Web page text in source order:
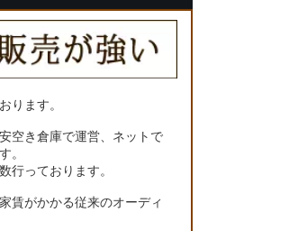
ります。
空き倉庫で運営、ネットで
。
行っております。
賃がかかる従来のオーディ